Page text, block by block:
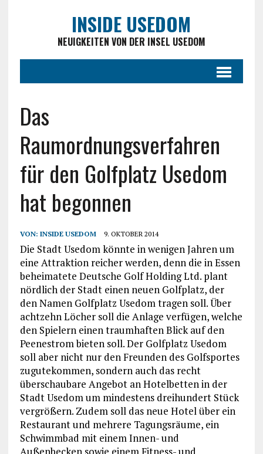
INSIDE USEDOM
NEUIGKEITEN VON DER INSEL USEDOM
Das
Raumordnungsverfahren
für den Golfplatz Usedom
hat begonnen
VON: INSIDE USEDOM 9. OKTOBER 2014
Die Stadt Usedom könnte in wenigen Jahren um
eine Attraktion reicher werden, denn die in Essen
beheimatete Deutsche Golf Holding Ltd. plant
nördlich der Stadt einen neuen Golfplatz, der
den Namen Golfplatz Usedom tragen soll. Über
achtzehn Löcher soll die Anlage verfügen, welche
den Spielern einen traumhaften Blick auf den
Peenestrom bieten soll. Der Golfplatz Usedom
soll aber nicht nur den Freunden des Golfsportes
zugutekommen, sondern auch das recht
überschaubare Angebot an Hotelbetten in der
Stadt Usedom um mindestens dreihundert Stück
vergrößern. Zudem soll das neue Hotel über ein
Restaurant und mehrere Tagungsräume, ein
Schwimmbad mit einem Innen- und